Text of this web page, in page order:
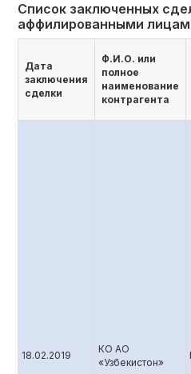
Список заключенных
аффилированными
Дата
заключения
сделки
Ф.И.О. или
полное
наименование
контрагента
18.02.2019
КО АО
«Узбекистон»